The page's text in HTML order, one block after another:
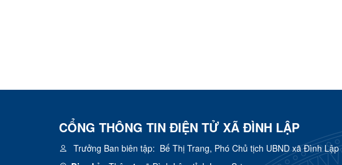
CỔNG THÔNG TIN ĐIỆN TỬ XÃ ĐÌNH LẬP
Trưởng Ban biên tập: Bế Thị Trang, Phó Chủ tịch UBND xã Đình Lập